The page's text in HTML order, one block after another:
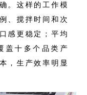
。这样的工作模
、搅拌时间和次
感更稳定；平均
盖十多个品类产
，生产效率明显